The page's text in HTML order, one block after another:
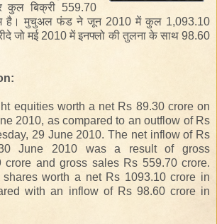
कुल बिक्री 559.70
है। मुचुअल फंड ने जून2010में कुल 1,093.10
जो मई2010में इनफ्लो की तुलना के साथ 98.60
equities worth a net Rs 89.30 crore on
2010, as compared to an outflow of Rs
29 June 2010. The net inflow of Rs
June 2010 was a result of gross
crore and gross sales Rs 559.70 crore.
shares worth a net Rs 1093.10 crore in
with an inflow of Rs 98.60 crore in